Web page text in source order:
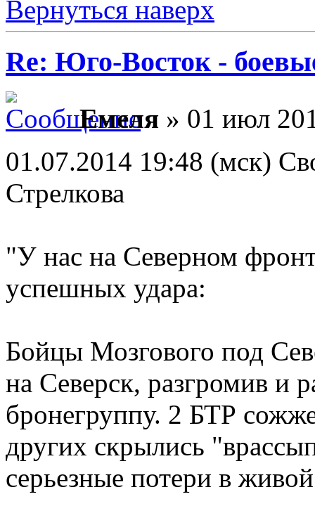
Вернуться наверх
Re: Юго-Восток -
Емеля » 01 июл
01.07.2014 19:48 (мск)
Стрелкова
"У нас на Северном
успешных удара:
Бойцы Мозгового под
на Северск, разгромив и
бронегруппу. 2 БТР
других скрылись
серьезные потери в